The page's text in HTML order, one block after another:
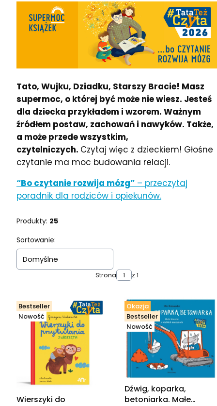
Tato, Wujku, Dziadku, Starszy Bracie! Masz
supermoc, o której być może nie wiesz. Jesteś
dla dziecka przykładem i wzorem. Ważnym
źródłem postaw, zachowań i nawyków. Także,
a może przede wszystkim,
czytelniczych. Czytaj więc z dzieckiem! Głośne
czytanie ma moc budowania relacji.
“Bo czytanie rozwija mózg” – przeczytaj
poradnik dla rodziców i opiekunów.
Produkty: 25
Lista produktów
Sortowanie:
Domyślne
Strona z 1
Bestseller
Nowość
Wierszyki do
Okazja
Bestseller
Nowość
Dźwig, koparka,
betoniarka. Małe